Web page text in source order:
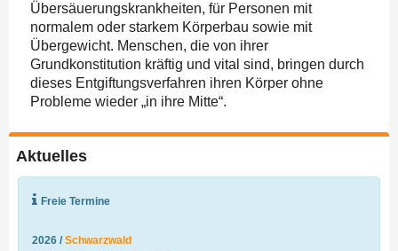
Übersäuerungskrankheiten, für Personen mit
normalem oder starkem Körperbau sowie mit
Übergewicht. Menschen, die von ihrer
Grundkonstitution kräftig und vital sind, bringen durch
dieses Entgiftungsverfahren ihren Körper ohne
Probleme wieder „in ihre Mitte“.
Aktuelles
Freie Termine
2026 / Schwarzwald